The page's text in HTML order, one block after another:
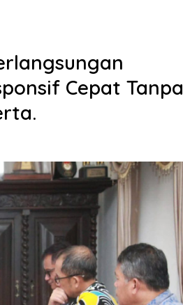
Cepat Tanpa